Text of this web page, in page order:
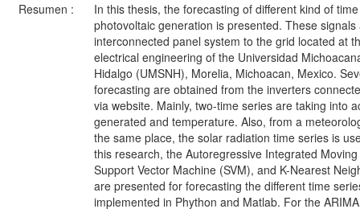
Resumen :
In this thesis, the forecasting of different kind of
photovoltaic generation is presented. These
interconnected panel system to the grid located at
electrical engineering of the Universidad
Hidalgo (UMSNH), Morelia, Michoacan, Mexico.
forecasting are obtained from the inverters
via website. Mainly, two-time series are taking into
generated and temperature. Also, from a
the same place, the solar radiation time series is
this research, the Autoregressive Integrated
Support Vector Machine (SVM), and K-Nearest
are presented for forecasting the different time
implemented in Phython and Matlab. For the